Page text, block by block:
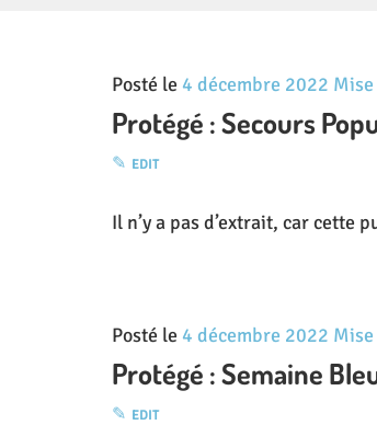
Posté le 4 décembre 2022
Protégé : Secours
EDIT
Il n’y a pas d’extrait, car cette
Posté le 4 décembre 2022
Protégé : Semaine
EDIT